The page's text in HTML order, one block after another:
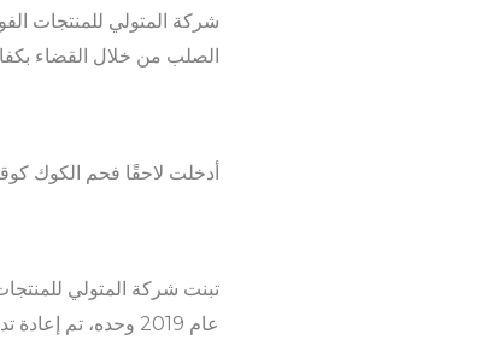
الصلب من خلال القضاء
أدخلت لاحقًا فحم الكوك
تبنت شركة المتولي